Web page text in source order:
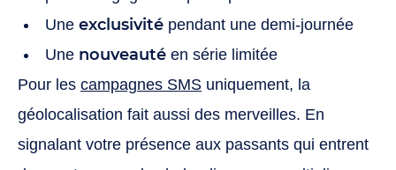
Une exclusivité pendant une demi-journée
Une nouveauté en série limitée
Pour les campagnes SMS uniquement, la
géolocalisation fait aussi des merveilles. En
signalant votre présence aux passants qui entrent